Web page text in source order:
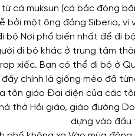
từ cá muksun (cá bắc đóng
bởi một ông đồng Siberia,
bộ Nơi phổ biến nhất để đi
đi bộ khác ở trung tâm
xiếc. Bạn có thể đi bộ ở
đấy chính là giống mèo đã
tôn giáo Đại diện của các
thờ Hồi giáo, giáo đường
dựng vào đầu